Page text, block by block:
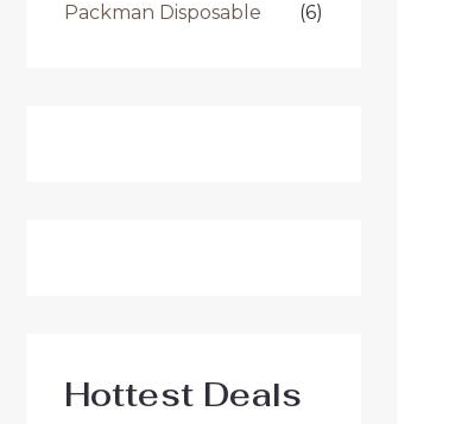
Packman Disposable (6)
Hottest Deals